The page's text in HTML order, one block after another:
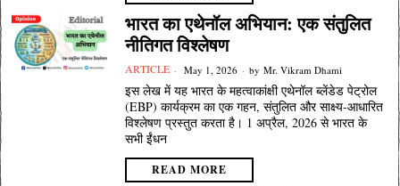
भारत का एथेनॉल अभियान: एक संतुलित
नीतिगत विश्लेषण
ARTICLE May 1, 2026 by Mr. Vikram Dhami
इस लेख में यह भारत के महत्वाकांक्षी एथेनॉल ब्लेंडेड पेट्रोल
(EBP) कार्यक्रम का एक गहन, संतुलित और साक्ष्य-आधारित
विश्लेषण प्रस्तुत करता है। 1 अप्रैल, 2026 से भारत के
सभी ईंधन
READ MORE